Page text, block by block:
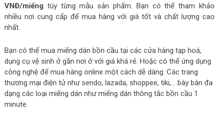
VNĐ/miếng tùy từng mẫu sản phẩm. Bạn có thể tham khảo
nhiều nơi cung cấp để mua hàng với giá tốt và chất lượng cao
nhất.
Bạn có thể mua miếng dán bồn cầu tại các cửa hàng tạp hoá,
dụng cụ vệ sinh ở gần nơi ở với giá khá rẻ. Hoặc có thể ứng dụng
công nghệ để mua hàng online một cách dễ dàng. Các trang
thương mại điện tử như sendo, lazada, shoppee, tiki,… bày bán đa
dạng các loại miếng dán như miếng dán thông tắc bồn cầu 1
minute.